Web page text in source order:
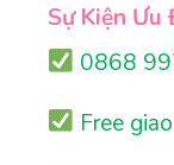
Sự Kiện Ưu
0868
Free